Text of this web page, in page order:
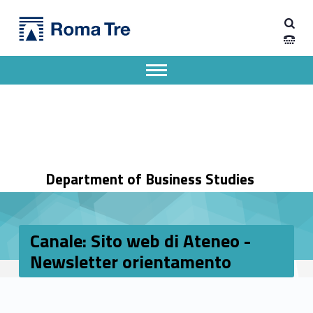
Canale: Sito web di Ateneo - Newsletter orientamento - Dipartimento di Economia Aziendale
Department of Business Studies
Apri il menu secondario
Header info sidebar
Canale: Sito web di Ateneo -
Newsletter orientamento